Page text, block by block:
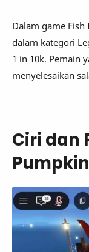
Dalam game
dalam kategori
1 in 10k. Pemain
menyelesaikan
Ciri dan